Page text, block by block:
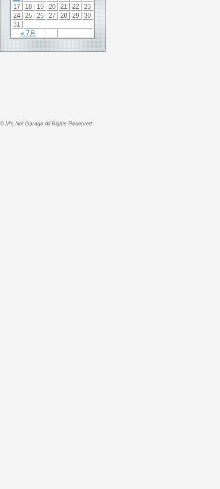
« 7月
17
18 19 20 21 22
23
24
25 26 27 28 29
30
31
© M's Net Garage All Rights Reserved